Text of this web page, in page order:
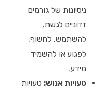
ניסיונות של גורמים
זדוניים לגשת,
להשתמש, לחשוף,
לפגוע או להשמיד
מידע.
טעויות אנוש: טעויות